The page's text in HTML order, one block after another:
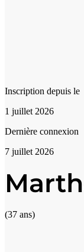
Inscription depuis le
1 juillet 2026
Dernière connexion
7 juillet 2026
(37 ans)